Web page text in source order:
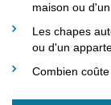
maison ou
Les chapes
ou d'un
Combien